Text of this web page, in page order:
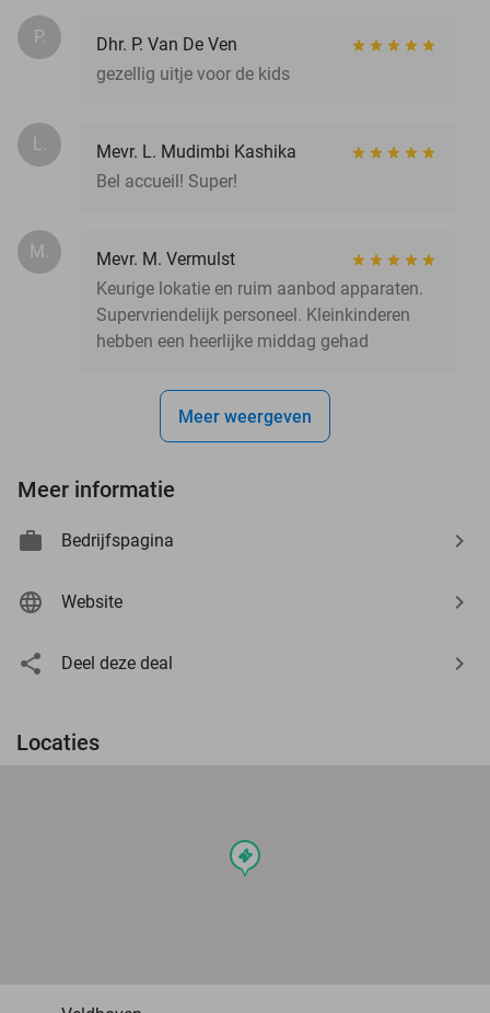
P.
Dhr. P. Van De Ven
gezellig uitje voor de kids
L.
Mevr. L. Mudimbi Kashika
Bel accueil! Super!
M.
Mevr. M. Vermulst
Keurige lokatie en ruim aanbod apparaten.
Supervriendelijk personeel. Kleinkinderen
hebben een heerlijke middag gehad
Meer weergeven
Meer informatie
Bedrijfspagina
Website
Deel deze deal
Locaties
events